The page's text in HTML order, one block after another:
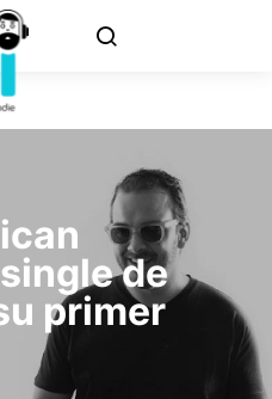
de
primer